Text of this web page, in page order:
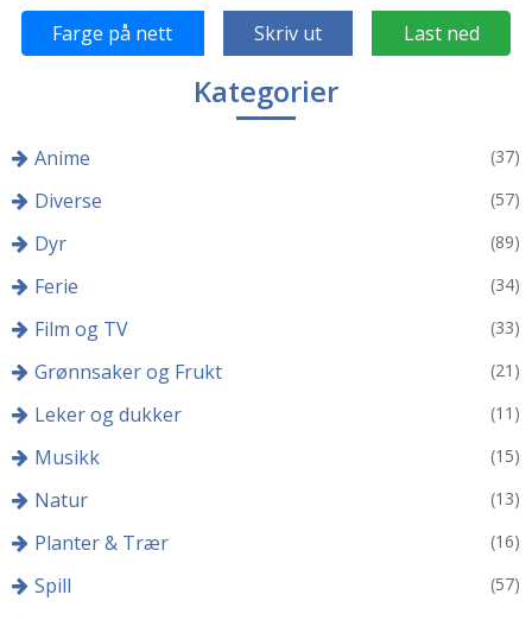
Farge på nett Skriv ut Last ned
Kategorier
Anime (37)
Diverse (57)
Dyr (89)
Ferie (34)
Film og TV (33)
Grønnsaker og Frukt (21)
Leker og dukker (11)
Musikk (15)
Natur (13)
Planter & Trær (16)
Spill (57)